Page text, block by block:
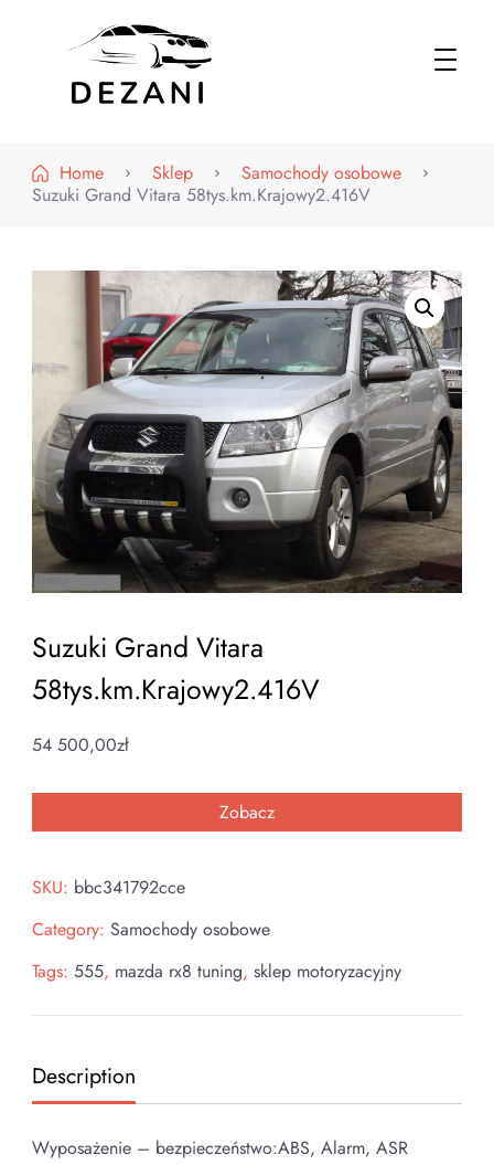
Home
Sklep
Samochody osobowe
Suzuki Grand Vitara 58tys.km.Krajowy2.416V
Suzuki Grand Vitara
58tys.km.Krajowy2.416V
54 500,00zł
Zobacz
SKU: bbc341792cce
Category: Samochody osobowe
Tags: 555, mazda rx8 tuning, sklep motoryzacyjny
Description
Wyposażenie – bezpieczeństwo:ABS, Alarm, ASR